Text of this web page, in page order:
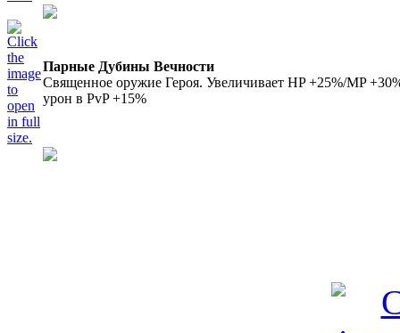
Парные Дубины Вечности
Священное оружие Героя. Увеличивает HP +25%/MP
урон в PvP +15%